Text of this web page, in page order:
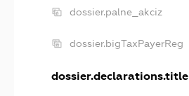
dossier.palne_akciz
dossier.bigTaxPayerReg
dossier.declarations.title